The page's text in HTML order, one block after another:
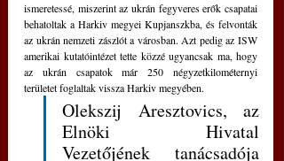
ismeretessé, miszerint az ukrán fegyveres erők csapatai
behatoltak a Harkiv megyei Kupjanszkba, és felvonták
az ukrán nemzeti zászlót a városban. Azt pedig az ISW
amerikai kutatóintézet tette közzé ugyancsak ma, hogy
az ukrán csapatok már 250 négyzetkilométernyi
területet foglaltak vissza Harkiv megyében.
Olekszij Aresztovics, az
Elnöki Hivatal